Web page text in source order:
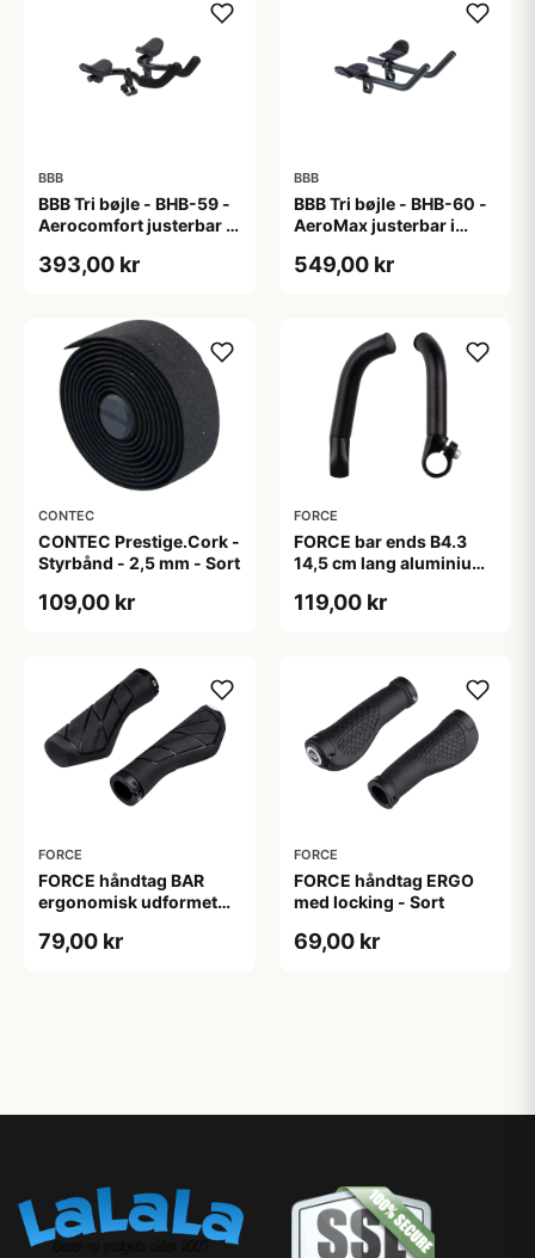
BBB
BBB Tri bøjle - BHB-59 -
Aerocomfort justerbar i
Sort
393,00 kr
BBB
BBB Tri bøjle - BHB-60 -
AeroMax justerbar i
Sort
549,00 kr
CONTEC
CONTEC Prestige.Cork -
Styrbånd - 2,5 mm - Sort
109,00 kr
FORCE
FORCE bar ends B4.3
14,5 cm lang aluminium
119,00 kr
FORCE
FORCE håndtag BAR
ergonomisk udformet
79,00 kr
FORCE
FORCE håndtag ERGO
med locking - Sort
69,00 kr